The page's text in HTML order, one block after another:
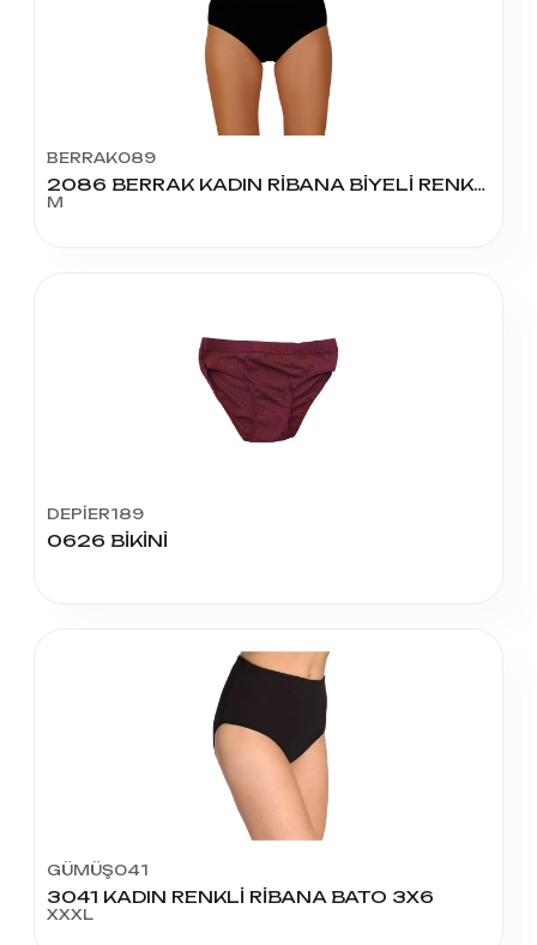
BERRAK089
2086 BERRAK KADIN RİBANA BİYELİ RENKLİ BATO M BEDEN
M
DEPİER189
0626 BİKİNİ
GÜMÜŞ041
3041 KADIN RENKLİ RİBANA BATO 3X6
XXXL